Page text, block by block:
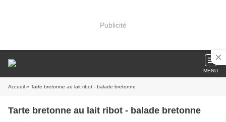
Publicité
MENU
Accueil » Tarte bretonne au lait ribot - balade bretonne
Tarte bretonne au lait ribot - balade bretonne